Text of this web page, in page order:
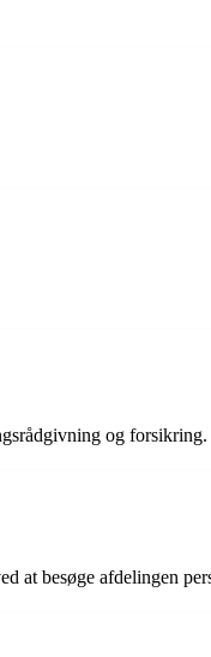
og forsikring.
at besøge afdelingen